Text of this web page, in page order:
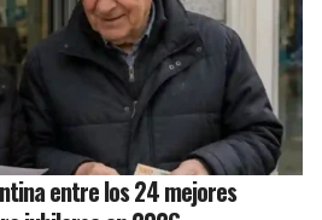
entre los 24 mejores